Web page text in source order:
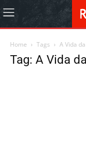
Home Tags A Vida
Tag: A Vida